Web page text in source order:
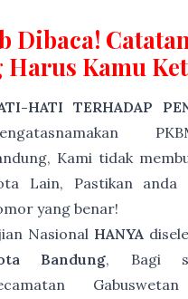
Dibaca!
Harus Kamu
HATI TERHADAP
Kami tidak
Lain, Pastikan anda
yang benar!
Nasional HANYA
Bandung, Bagi